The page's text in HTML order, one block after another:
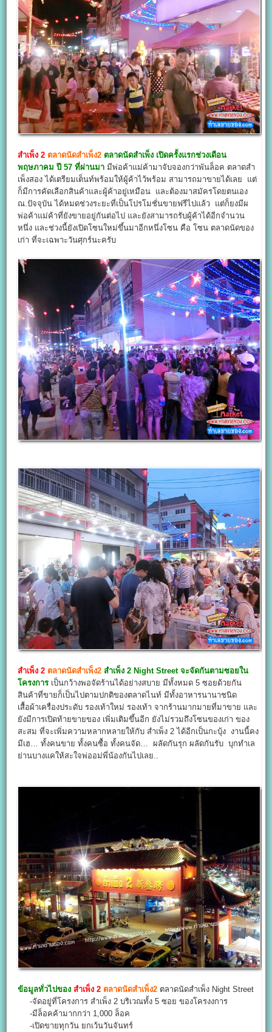
สำเพ็ง 2 ตลาดนัดสำเพ็ง2 ตลาดนัดสำเพ็ง เปิดครั้งแรกช่วงเดือน
พฤษภาคม ปี 57 ที่ผ่านมา มีพ่อค้าแม่ค้ามาจับจองกว่าพันล็อค ตลาดสำ
เพ็งสอง ได้เตรียมเต็นท์พร้อมให้ผู้ค้าไว้พร้อม สามารถมาขายได้เลย แต่
ก็มีการคัดเลือกสินค้าและผู้ค้าอยู่เหมือน และต้องมาสมัครโดยตนเอง
ณ.ปัจจุบัน ได้หมดช่วงระยะที่เป็นโปรโมชั่นขายฟรีไปแล้ว แต่ก็ยงมีผ
พ่อค้าแม่ค้าที่ยังขายอยู่กันต่อไป และยังสามารถรับผู้ค้าได้อีกจำนวน
หนึ่ง และช่วงนี้ยังเปิดโซนใหม่ขึ้นมาอีกหนึ่งโซน คือ โซน ตลาดนัดของ
เก่า ที่จะเฉพาะวันศุกร์นะครับ
สำเพ็ง 2 ตลาดนัดสำเพ็ง2 สำเพ็ง 2 Night Street จะจัดกันตามซอยใน
โครงการ เป็นกว้างพอจัดร้านได้อย่างสบาย มีทั้งหมด 5 ซอยด้วยกัน
สินค้าที่ขายก็เป็นไปตามปกติของตลาดไนท์ มีทั้งอาหารนานาชนิด
เสื้อผ้าเครื่องประดับ รองเท้าใหม่ รองเท้า จากร้านมากมายที่มาขาย และ
ยังมีการเปิดท้ายขายของ เพิ่มเติมขึ้นอีก ยังไม่รวมถึงโซนของเก่า ของ
สะสม ที่จะเพิ่มความหลากหลายให้กับ สำเพ็ง 2 ได้อีกเป็นกะบุ้ง งานนี้คง
มีเฮ… ทั้งคนขาย ทั้งคนซื้อ ทั้งคนจัด… ผลัดกันรุก ผลัดกันรับ บุกทำเล
ย่านบางแคให้สะใจพ่ออม่พี่น้องกันไปเลย..
ข้อมูลทั่วไปของ สำเพ็ง 2 ตลาดนัดสำเพ็ง2 ตลาดนัดสำเพ็ง Night Street
-จัดอยู่ที่โครงการ สำเพ็ง 2 บริเวณทั้ง 5 ซอย ของโครงงการ
-มีล็อคค้ามากกว่า 1,000 ล็อค
-เปิดขายทุกวัน ยกเว้นวันจันทร์